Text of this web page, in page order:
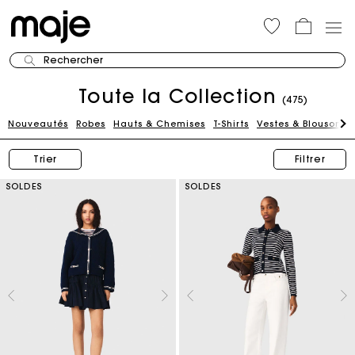
Rechercher
Toute la Collection (475)
Nouveautés Robes Hauts & Chemises T-Shirts Vestes & Blousons
Trier Filtrer
SOLDES SOLDES